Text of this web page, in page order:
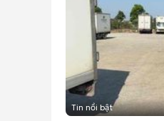
Tin nổi bật